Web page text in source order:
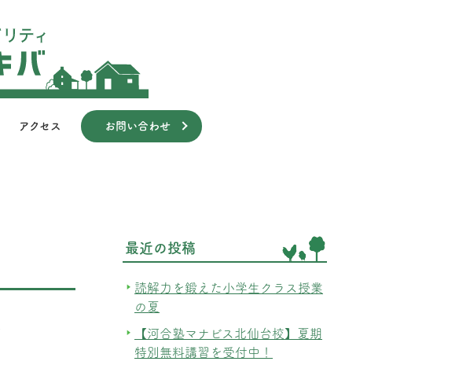
アクセス お問い合わせ
最近の投稿
読解力を鍛えた小学生クラス授業
の夏
【河合塾マナビス北仙台校】夏期
特別無料講習を受付中！